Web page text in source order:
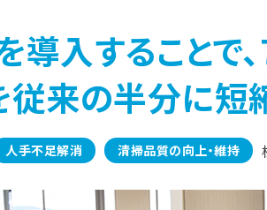
導入することで
従来の半分に短
人手不足解消 清掃品質の向上・維持